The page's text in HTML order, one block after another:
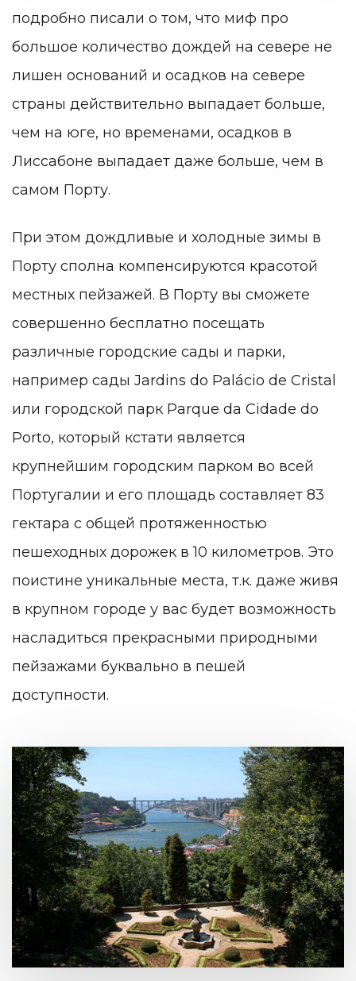
подробно писали о том, что миф про
большое количество дождей на севере не
лишен оснований и осадков на севере
страны действительно выпадает больше,
чем на юге, но временами, осадков в
Лиссабоне выпадает даже больше, чем в
самом Порту.
При этом дождливые и холодные зимы в
Порту сполна компенсируются красотой
местных пейзажей. В Порту вы сможете
совершенно бесплатно посещать
различные городские сады и парки,
например сады Jardins do Palácio de Cristal
или городской парк Parque da Cidade do
Porto, который кстати является
крупнейшим городским парком во всей
Португалии и его площадь составляет 83
гектара с общей протяженностью
пешеходных дорожек в 10 километров. Это
поистине уникальные места, т.к. даже живя
в крупном городе у вас будет возможность
насладиться прекрасными природными
пейзажами буквально в пешей
доступности.